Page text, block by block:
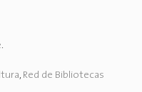
.
, Red de Bibliotecas